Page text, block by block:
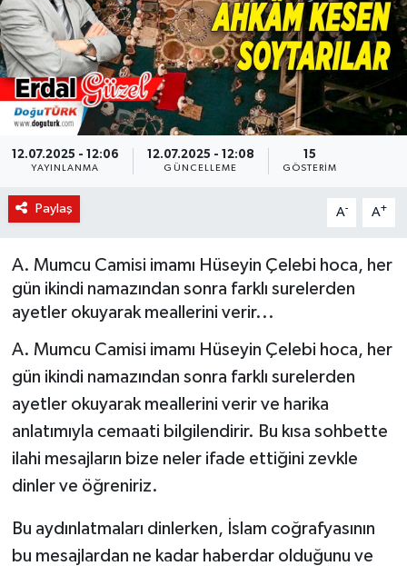
12.07.2025 - 12:06
YAYINLANMA
12.07.2025 - 12:08
GÜNCELLEME
15
GÖSTERIM
Paylaş A- A+
A. Mumcu Camisi imamı Hüseyin Çelebi hoca, her
gün ikindi namazından sonra farklı surelerden
ayetler okuyarak meallerini verir...
A. Mumcu Camisi imamı Hüseyin Çelebi hoca, her
gün ikindi namazından sonra farklı surelerden
ayetler okuyarak meallerini verir ve harika
anlatımıyla cemaati bilgilendirir. Bu kısa sohbette
ilahi mesajların bize neler ifade ettiğini zevkle
dinler ve öğreniriz.
Bu aydınlatmaları dinlerken, İslam coğrafyasının
bu mesajlardan ne kadar haberdar olduğunu ve
KÜLTÜR-SANAT
Magazin
Medya
Politika
Sağlık
Siyaset
Spor
Türkiye
Yaşam
YEREL